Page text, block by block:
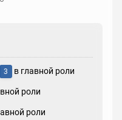
3 в главной роли
роли
роли